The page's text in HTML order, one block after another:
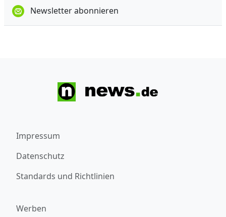
Newsletter abonnieren
Impressum
Datenschutz
Standards und Richtlinien
Werben